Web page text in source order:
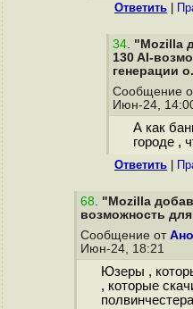
Ответить
34. "Mozilla
130 AI-
генерации
Сообщение
Июн-24,
А как
городе ,
Ответить
68. "Mozilla
возможность
Сообщение от
Июн-24, 18:21
Юзеры ,
, которые